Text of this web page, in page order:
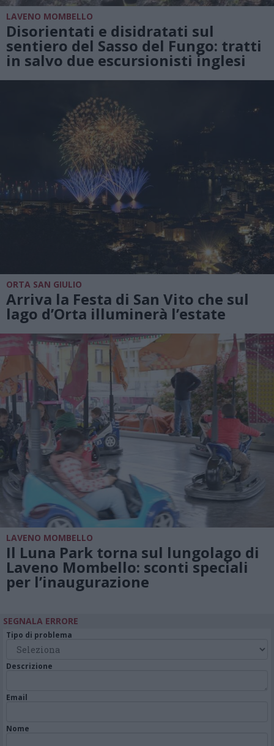
LAVENO MOMBELLO
Disorientati e disidratati sul
sentiero del Sasso del Fungo: tratti
in salvo due escursionisti inglesi
ORTA SAN GIULIO
Arriva la Festa di San Vito che sul
lago d’Orta illuminerà l’estate
LAVENO MOMBELLO
Il Luna Park torna sul lungolago di
Laveno Mombello: sconti speciali
per l’inaugurazione
SEGNALA ERRORE
Tipo di problema
Descrizione
Email
Nome